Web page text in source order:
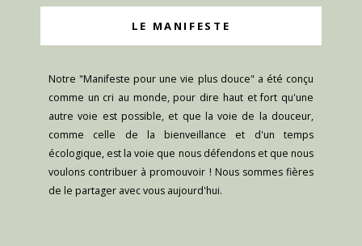
LE MANIFESTE
Notre "Manifeste pour une vie plus douce" a été conçu
comme un cri au monde, pour dire haut et fort qu'une
autre voie est possible, et que la voie de la douceur,
comme celle de la bienveillance et d'un temps
écologique, est la voie que nous défendons et que nous
voulons contribuer à promouvoir ! Nous sommes fières
de le partager avec vous aujourd'hui.